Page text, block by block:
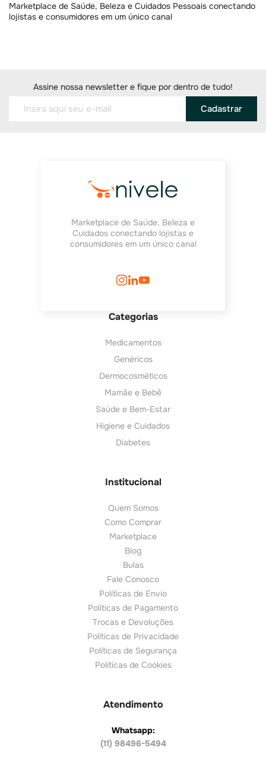
Marketplace de Saúde, Beleza e Cuidados Pessoais conectando
lojistas e consumidores em um único canal
Assine nossa newsletter e fique por dentro de tudo!
Cadastrar
Marketplace de Saúde, Beleza e
Cuidados conectando lojistas e
consumidores em um único canal
Categorias
Medicamentos
Genéricos
Dermocosméticos
Mamãe e Bebê
Saúde e Bem-Estar
Higiene e Cuidados
Diabetes
Institucional
Quem Somos
Como Comprar
Marketplace
Blog
Bulas
Fale Conosco
Políticas de Envio
Políticas de Pagamento
Trocas e Devoluções
Políticas de Privacidade
Políticas de Segurança
Políticas de Cookies
Atendimento
Whatsapp:
(11) 98496-5494